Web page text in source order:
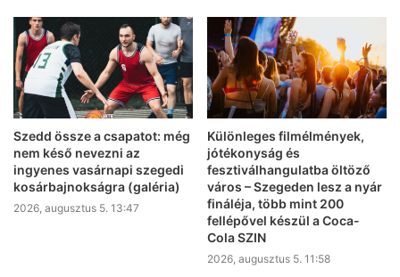
Szedd össze a csapatot: még
nem késő nevezni az
ingyenes vasárnapi szegedi
kosárbajnokságra (galéria)
2026, augusztus 5. 13:47
Különleges filmélmények,
jótékonyság és
fesztiválhangulatba öltöző
város – Szegeden lesz a nyár
fináléja, több mint 200
fellépővel készül a Coca-
Cola SZIN
2026, augusztus 5. 11:58